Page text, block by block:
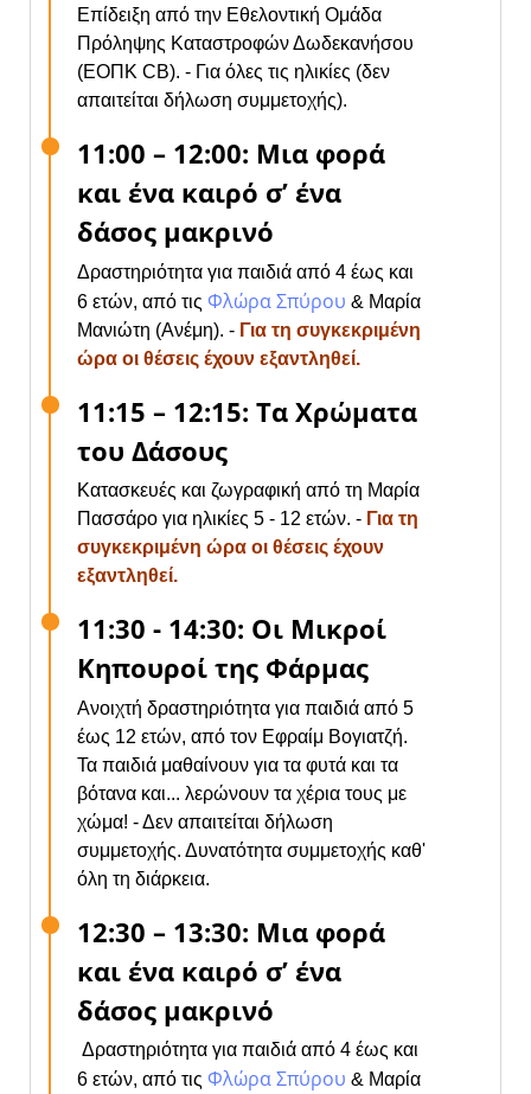
Επίδειξη από την Εθελοντική Ομάδα
Πρόληψης Καταστροφών Δωδεκανήσου
(ΕΟΠΚ CB). - Για όλες τις ηλικίες (δεν
απαιτείται δήλωση συμμετοχής).
11:00 – 12:00: Μια φορά
και ένα καιρό σ’ ένα
δάσος μακρινό
Δραστηριότητα για παιδιά από 4 έως και
6 ετών, από τις Φλώρα Σπύρου & Μαρία
Μανιώτη (Ανέμη). - Για τη συγκεκριμένη
ώρα οι θέσεις έχουν εξαντληθεί.
11:15 – 12:15: Τα Χρώματα
του Δάσους
Κατασκευές και ζωγραφική από τη Μαρία
Πασσάρο για ηλικίες 5 - 12 ετών. - Για τη
συγκεκριμένη ώρα οι θέσεις έχουν
εξαντληθεί.
11:30 - 14:30: Οι Μικροί
Κηπουροί της Φάρμας
Ανοιχτή δραστηριότητα για παιδιά από 5
έως 12 ετών, από τον Εφραίμ Βογιατζή.
Τα παιδιά μαθαίνουν για τα φυτά και τα
βότανα και... λερώνουν τα χέρια τους με
χώμα! - Δεν απαιτείται δήλωση
συμμετοχής. Δυνατότητα συμμετοχής καθ'
όλη τη διάρκεια.
12:30 – 13:30: Μια φορά
και ένα καιρό σ’ ένα
δάσος μακρινό
Δραστηριότητα για παιδιά από 4 έως και
6 ετών, από τις Φλώρα Σπύρου & Μαρία